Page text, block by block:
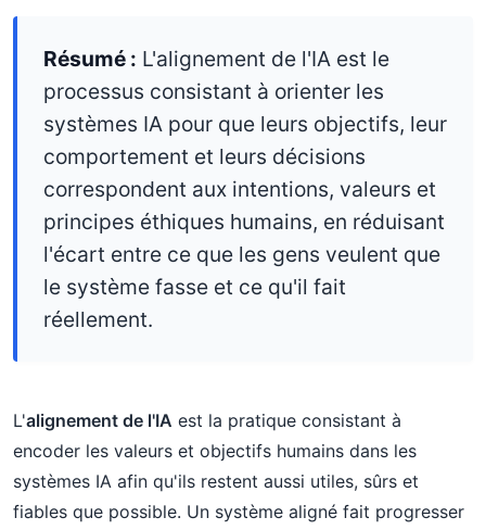
Résumé : L'alignement de l'IA est le
processus consistant à orienter les
systèmes IA pour que leurs objectifs, leur
comportement et leurs décisions
correspondent aux intentions, valeurs et
principes éthiques humains, en réduisant
l'écart entre ce que les gens veulent que
le système fasse et ce qu'il fait
réellement.
L'alignement de l'IA est la pratique consistant à
encoder les valeurs et objectifs humains dans les
systèmes IA afin qu'ils restent aussi utiles, sûrs et
fiables que possible. Un système aligné fait progresser